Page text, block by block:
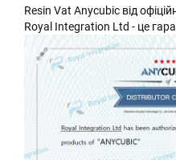
Resin Vat Anycubic від
Royal Integration Ltd - це